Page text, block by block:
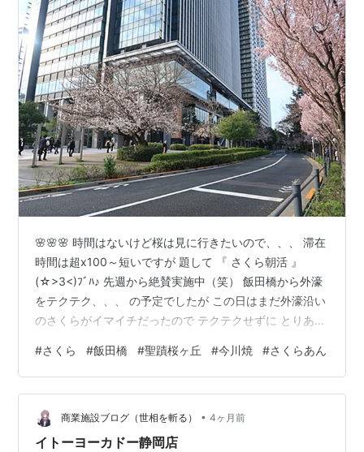
🌸🌸🌸 時間はないけど桜は見に行きたいので、、、 滞在
時間は超x100～短いですが 題して 『 さくら朝活 』
(☆>3<)ﾌﾞﾊ♪ 先週から絶賛実施中（笑） 飯田橋から外濠
をテクテク、、、 の予定でしたが この日はまだ外濠沿い
のさくらがイマイチだったので テクテクせずに とりあえ
い感じに咲いてまして～ 同じような写真を何枚もパシャ
ってしまいましたꉂꉂ(ᵔᗜᵔ*)ｱﾊﾊ 因みに、、、 去年はこの
場所からテクテクしたのですが途中ですっ転び💦 血だら
けになり退散したというトラウマが(((;꒪ꈊ꒪;))): テクテク
はしませんでしたがもちろん足元…
#さくら #飯田橋 #聖蹟桜ヶ丘 #今川焼 #さくらあん
商業施設ブログ（世相を斬る） • 4ヶ月前
イトーヨーカドー静岡店